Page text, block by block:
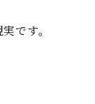
です。